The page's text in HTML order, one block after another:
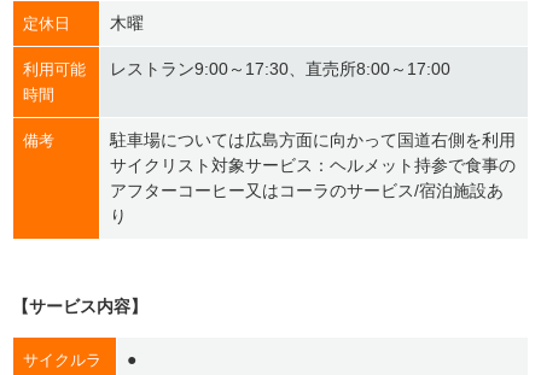
定休日 木曜
利用可能
時間
レストラン9:00～17:30、直売所8:00～17:00
備考
駐車場については広島方面に向かって国道右側を利用
サイクリスト対象サービス：ヘルメット持参で食事の
アフターコーヒー又はコーラのサービス/宿泊施設あ
り
【サービス内容】
サイクルラ
●